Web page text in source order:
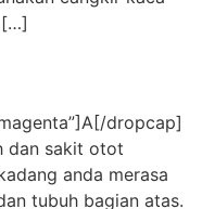
[…]
dropcap]
dan sakit otot
anda merasa
tubuh bagian atas.